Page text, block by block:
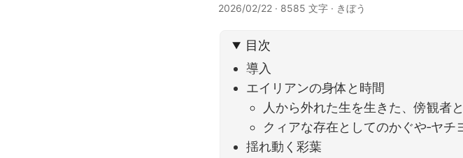
2026/02/22 · 8585 文字 · きぼう
目次
導入
エイリアンの身体と時間
人から外れた生を生きた、傍観者
クィアな存在としてのかぐや‐ヤチ
揺れ動く彩葉